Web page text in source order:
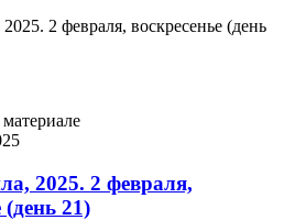
2 февраля, воскресенье (день
2025. 2 февраля,
(день 21)